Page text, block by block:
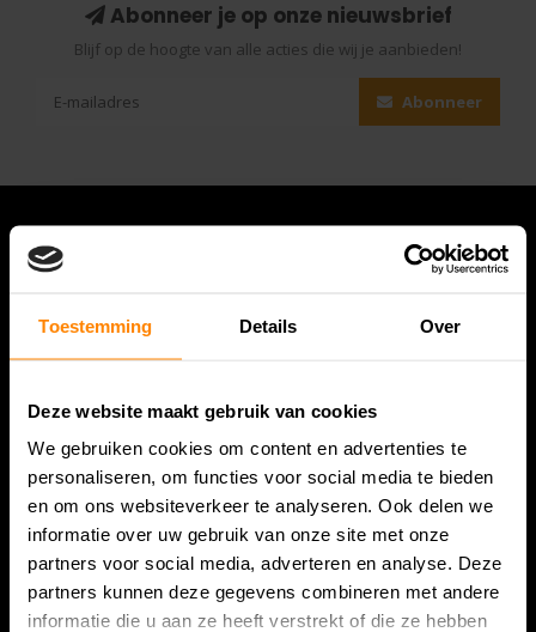
Toestemming Details Over
Deze website maakt gebruik van cookies
We gebruiken cookies om content en advertenties te
personaliseren, om functies voor social media te bieden
en om ons websiteverkeer te analyseren. Ook delen we
informatie over uw gebruik van onze site met onze
partners voor social media, adverteren en analyse. Deze
partners kunnen deze gegevens combineren met andere
informatie die u aan ze heeft verstrekt of die ze hebben
Abonneer je op onze nieuwsbrief
Blijf op de hoogte van alle acties die wij je aanbieden!
Abonneer
Bespanracket.nl is dé racketspecialist van Lelystad en
omstreken.
Snijdersstraat 6
8224 AA Lelystad
Nederland